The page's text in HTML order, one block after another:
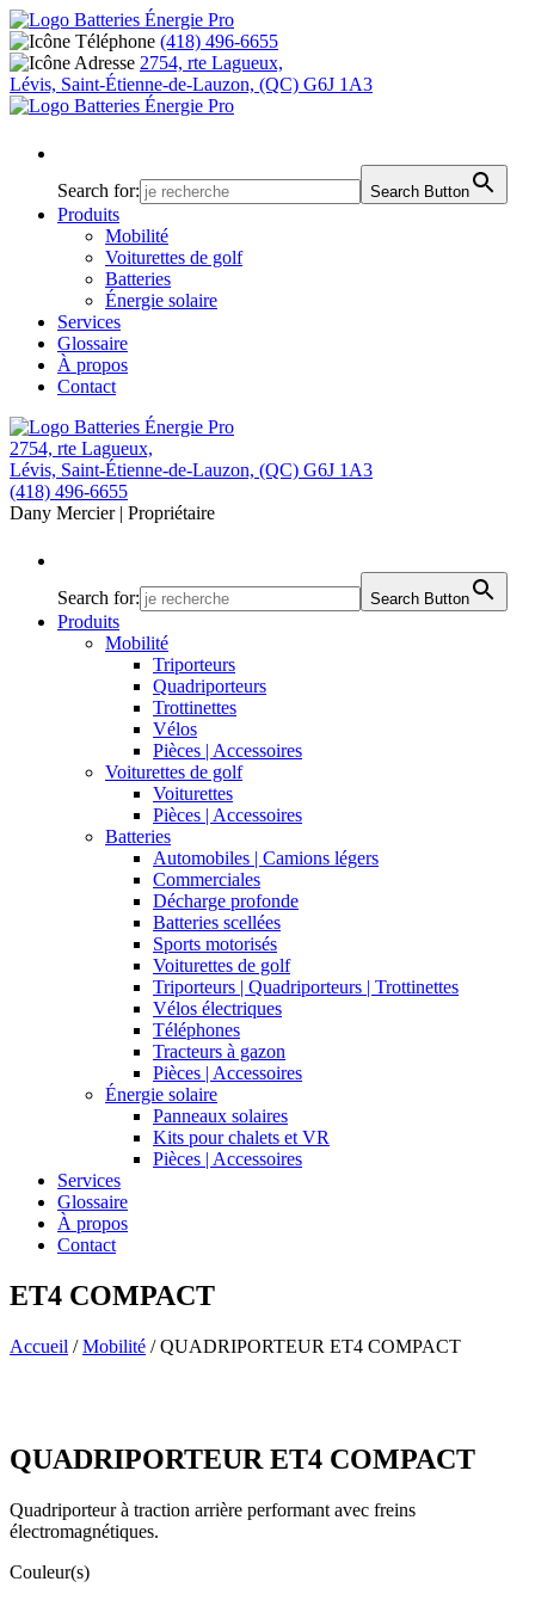
(418) 496-6655
2754, rte Lagueux,
Lévis, Saint-Étienne-de-Lauzon, (QC) G6J 1A3
Search for: Search Button
Produits
Mobilité
Voiturettes de golf
Batteries
Énergie solaire
Services
Glossaire
À propos
Contact
2754, rte Lagueux,
Lévis, Saint-Étienne-de-Lauzon, (QC) G6J 1A3
(418) 496-6655
Dany Mercier| Propriétaire
Search for: Search Button
Produits
Mobilité
Triporteurs
Quadriporteurs
Trottinettes
Vélos
Pièces | Accessoires
Voiturettes de golf
Voiturettes
Pièces | Accessoires
Batteries
Automobiles | Camions légers
Commerciales
Décharge profonde
Batteries scellées
Sports motorisés
Voiturettes de golf
Triporteurs | Quadriporteurs | Trottinettes
Vélos électriques
Téléphones
Tracteurs à gazon
Pièces | Accessoires
Énergie solaire
Panneaux solaires
Kits pour chalets et VR
Pièces | Accessoires
Services
Glossaire
À propos
Contact
ET4 COMPACT
Accueil /Mobilité /QUADRIPORTEUR ET4 COMPACT
QUADRIPORTEUR ET4 COMPACT
Quadriporteur à traction arrière performant avec freins
électromagnétiques.
Couleur(s)